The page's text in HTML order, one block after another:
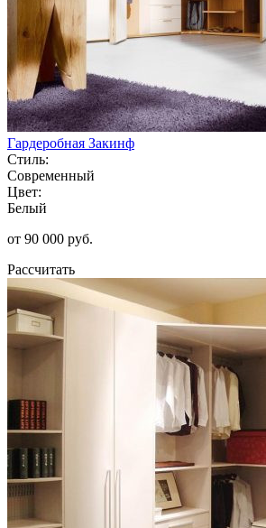
Гардеробная Закинф
Стиль:
Современный
Цвет:
Белый
от 90 000 руб.
Рассчитать